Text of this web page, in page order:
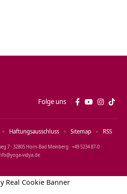
Folge uns
7 · 32805 Horn‑Bad Meinberg · +49 5234 87‑0 ·
Haftungsausschluss Sitemap RSS
Real Cookie Banner